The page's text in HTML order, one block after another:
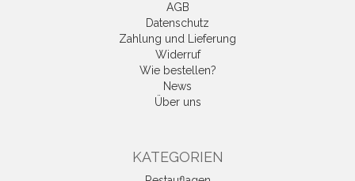
AGB
Datenschutz
Zahlung und Lieferung
Widerruf
Wie bestellen?
News
Über uns
KATEGORIEN